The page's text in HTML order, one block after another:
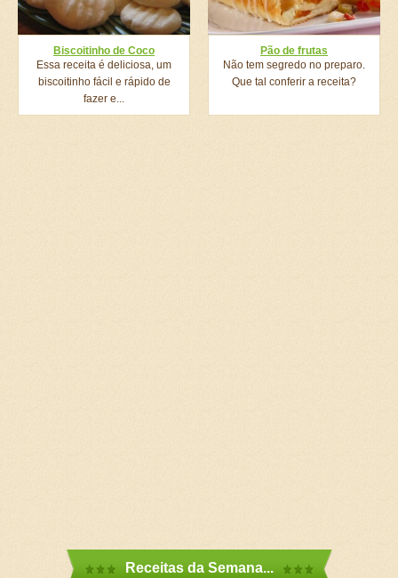
Biscoitinho de Coco
Essa receita é deliciosa, um
biscoitinho fácil e rápido de
fazer e...
Pão de frutas
Não tem segredo no preparo.
Que tal conferir a receita?
Receitas da Semana...